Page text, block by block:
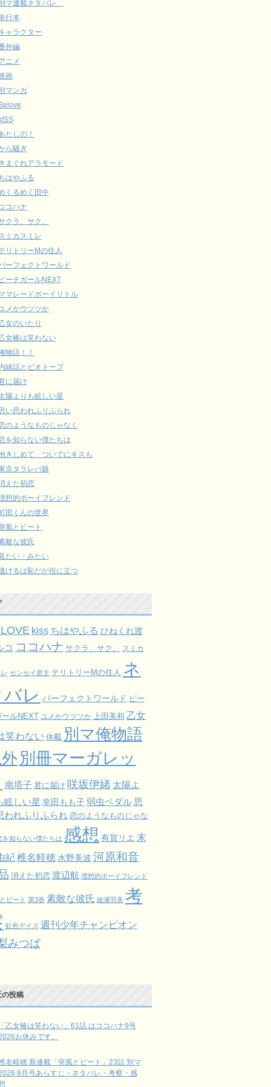
マ連載ネタバレ
行本
ャラクター
外編
ニメ
画
マンガ
たしの！
ら騒ぎ
まぐれアラモード
はやふる
くるめく田中
コハナ
クラ、サク。
ミカスミレ
リトリーMの住人
ーフェクトワールド
ーチガールNEXT
マレードボーイリトル
メかウツツか
女のいたり
女椿は笑わない
物語！！
緒話とビオトープ
に届け
陽よりも眩しい星
い思われふりふられ
のようなものじゃなく
を知らない僕たちは
きしめて ついでにキスも
京タラレバ娘
えた初恋
想的ボーイフレンド
田くんの世界
風とビート
敵な彼氏
たい・みたい
げるは恥だが役に立つ
kiss ちはやふる ひねくれ渡
コ ココハナ サクラ、サク。 スミカ
センセイ君主 テリトリーMの住人 ネ
レ パーフェクトワールド ピー
ールNEXT ユメかウツツか 上田美和 乙女
笑わない 休載 別マ俺物語
別冊マーガレッ
南塔子 君に届け 咲坂伊緒 太陽よ
眩しい星 幸田もも子 弱虫ペダル 思
われふりふられ 恋のようなものじゃな
を知らない僕たちは 感想 有賀リエ 末
紀椎名軽穂 水野美波 河原和音
消えた初恋 渡辺航 理想的ボーイフレンド
ビート 第3巻 素敵な彼氏 綾瀬羽美 考
虹色デイズ 週刊少年チャンピオン
みつば
の投稿
乙女椿は笑わない」61話 はココハナ9号
お休みです。
名軽穂 新連載「突風とビート」23話 別マ
8月号あらすじ・ネタバレ・考察・感